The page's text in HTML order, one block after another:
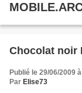
Chocolat noir
Publié le 29/06/2009
Par Elise73